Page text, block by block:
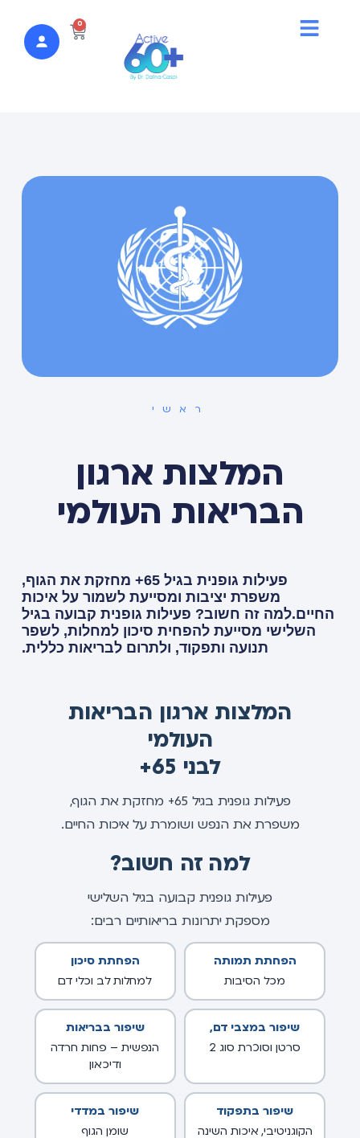
0
ראשי
המלצות ארגון
הבריאות העולמי
פעילות גופנית בגיל 65+ מחזקת את הגוף,
משפרת יציבות ומסייעת לשמור על איכות
החיים.למה זה חשוב? פעילות גופנית קבועה בגיל
השלישי מסייעת להפחית סיכון למחלות, לשפר
תנועה ותפקוד, ולתרום לבריאות כללית.
המלצות ארגון הבריאות
העולמי
לבני 65+
פעילות גופנית בגיל 65+ מחזקת את הגוף,
משפרת את הנפש ושומרת על איכות החיים.
למה זה חשוב?
פעילות גופנית קבועה בגיל השלישי
מספקת יתרונות בריאותיים רבים:
הפחתת תמותה
מכל הסיבות
הפחתת סיכון
למחלות לב וכלי דם
שיפור במצבי דם,
סרטן וסוכרת סוג 2
שיפור בבריאות
הנפשית – פחות חרדה
ודיכאון
שיפור בתפקוד
הקוגניטיבי, איכות השינה
שיפור במדדי
שומן הגוף